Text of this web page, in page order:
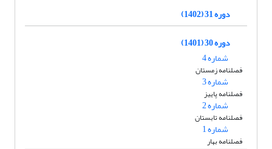
دوره 31 (1402)
دوره 30 (1401)
شماره 4
فصلنامه زمستان
شماره 3
فصلنامه پاییز
شماره 2
فصلنامه تابستان
شماره 1
فصلنامه بهار